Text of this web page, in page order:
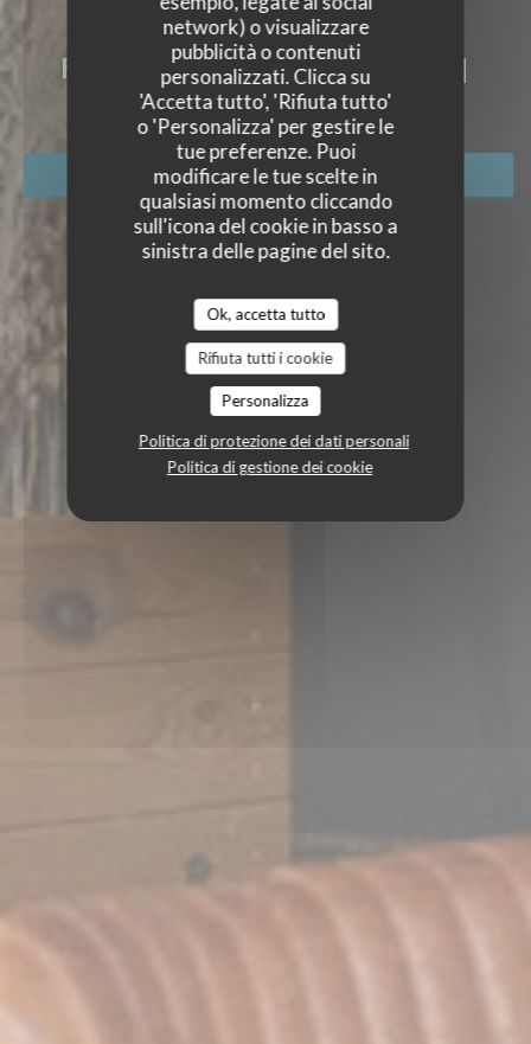
network) o visualizzare
pubblicità o contenuti
personalizzati. Clicca su
'Accetta tutto', 'Rifiuta tutto'
o 'Personalizza' per gestire le
tue preferenze. Puoi
modificare le tue scelte in
qualsiasi momento cliccando
sull'icona del cookie in basso a
sinistra delle pagine del sito.
Ok, accetta tutto
Rifiuta tutti i cookie
Personalizza
Politica di protezione dei dati personali
Politica di gestione dei cookie
KESSECET
RESTAURANT, CAVE ET BAR A VINS |
NANTES
PRENOTA